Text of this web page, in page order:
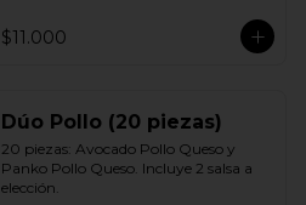
$11.000
Dúo Pollo (20 piezas)
20 piezas: Avocado Pollo Queso y
Panko Pollo Queso. Incluye 2 salsa a
elección.